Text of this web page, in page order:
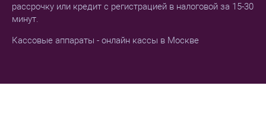
рассрочку или кредит с регистрацией в налоговой за 15-30
минут.
Кассовые аппараты - онлайн кассы в Москве